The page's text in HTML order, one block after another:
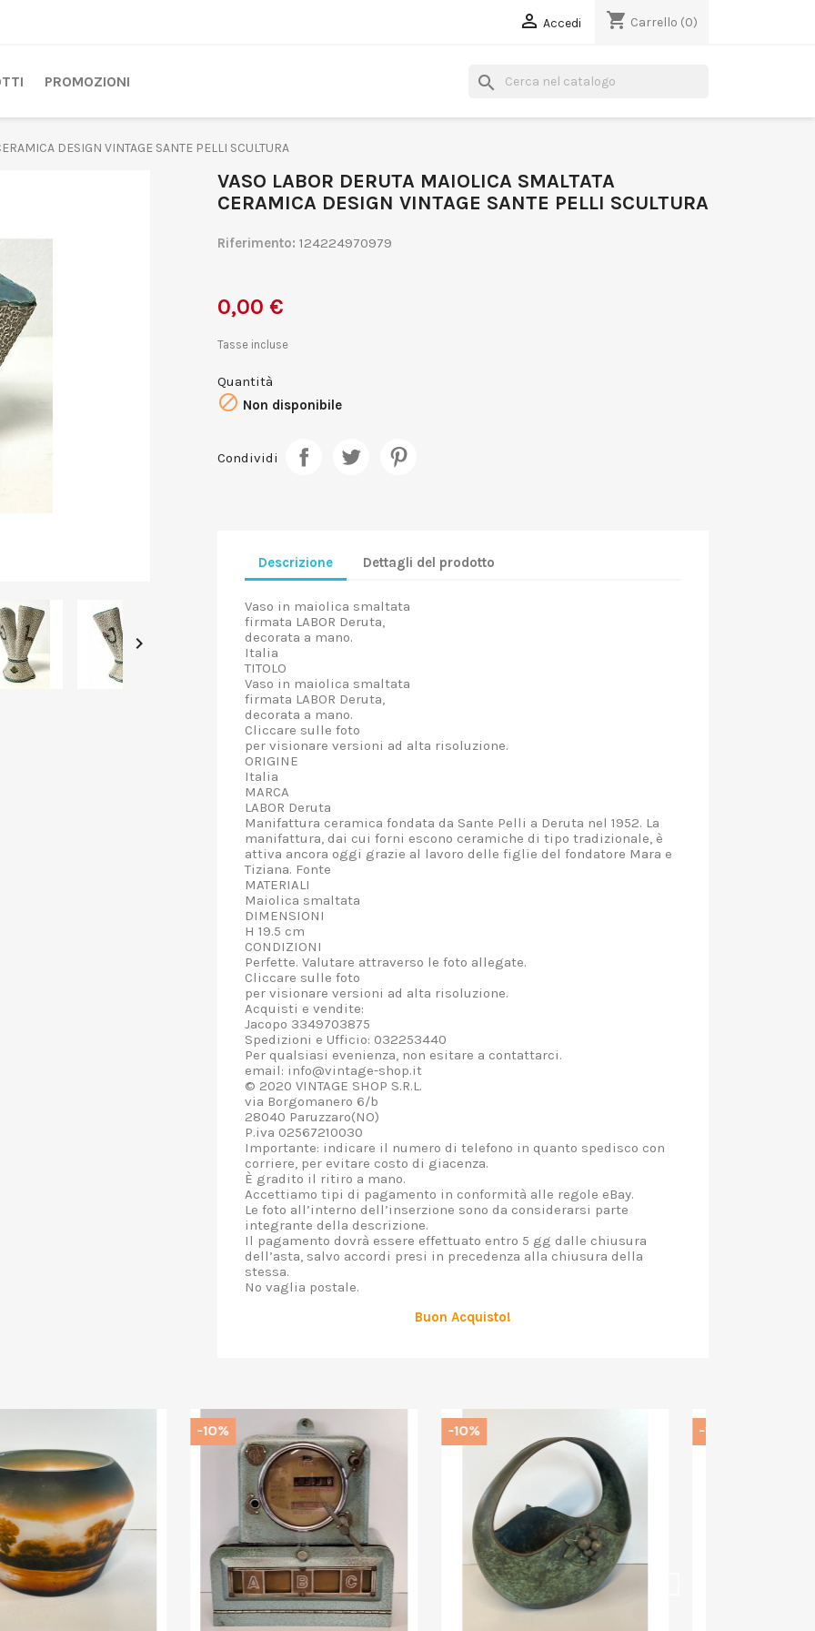
 Accedi shopping_cart Carrello (0)
PROMOZIONI search
DESIGN VINTAGE SANTE PELLI SCULTURA

VASO LABOR DERUTA MAIOLICA SMALTATA
CERAMICA DESIGN VINTAGE SANTE PELLI SCULTURA
Riferimento: 124224970979
0,00 €
Tasse incluse
Quantità
 Non disponibile
Condividi
Descrizione Dettagli del prodotto
Vaso in maiolica smaltata
firmata LABOR Deruta,
decorata a mano.
Italia
TITOLO
Vaso in maiolica smaltata
firmata LABOR Deruta,
decorata a mano.
Cliccare sulle foto
per visionare versioni ad alta risoluzione.
ORIGINE
Italia
MARCA
LABOR Deruta
Manifattura ceramica fondata da Sante Pelli a Deruta nel 1952. La
manifattura, dai cui forni escono ceramiche di tipo tradizionale, è
attiva ancora oggi grazie al lavoro delle figlie del fondatore Mara e
Tiziana. Fonte
MATERIALI
Maiolica smaltata
DIMENSIONI
H 19.5 cm
CONDIZIONI
Perfette. Valutare attraverso le foto allegate.
Cliccare sulle foto
per visionare versioni ad alta risoluzione.
Acquisti e vendite:
Jacopo 3349703875
Spedizioni e Ufficio: 032253440
Per qualsiasi evenienza, non esitare a contattarci.
email: info@vintage-shop.it
© 2020 VINTAGE SHOP S.R.L.
via Borgomanero 6/b
28040 Paruzzaro(NO)
P.iva 02567210030
Importante: indicare il numero di telefono in quanto spedisco con
corriere, per evitare costo di giacenza.
È gradito il ritiro a mano.
Accettiamo tipi di pagamento in conformità alle regole eBay.
Le foto all’interno dell’inserzione sono da considerarsi parte
integrante della descrizione.
Il pagamento dovrà essere effettuato entro 5 gg dalle chiusura
dell’asta, salvo accordi presi in precedenza alla chiusura della
stessa.
No vaglia postale.
Buon Acquisto!
-10% -10%